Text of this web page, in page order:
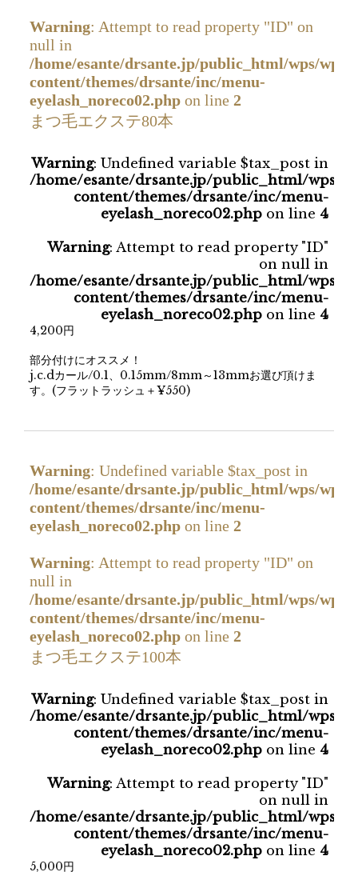
Warning: Attempt to read property "ID" on
null in
/home/esante/drsante.jp/public_html/wps/wp-
content/themes/drsante/inc/menu-
eyelash_noreco02.phpon line 2
まつ毛エクステ80本
Warning: Undefined variable $tax_post in
/home/esante/drsante.jp/public_html/wps/
content/themes/drsante/inc/menu-
eyelash_noreco02.php on line 4
Warning: Attempt to read property "ID"
on null in
/home/esante/drsante.jp/public_html/wps/
content/themes/drsante/inc/menu-
eyelash_noreco02.php on line 4
4,200円
部分付けにオススメ！
j.c.dカール/0.1、0.15mm/8mm～13mmお選び頂けま
す。(フラットラッシュ＋¥550)
Warning: Undefined variable $tax_post in
/home/esante/drsante.jp/public_html/wps/wp-
content/themes/drsante/inc/menu-
eyelash_noreco02.phpon line 2
Warning: Attempt to read property "ID" on
null in
/home/esante/drsante.jp/public_html/wps/wp-
content/themes/drsante/inc/menu-
eyelash_noreco02.phpon line 2
まつ毛エクステ100本
Warning: Undefined variable $tax_post in
/home/esante/drsante.jp/public_html/wps/
content/themes/drsante/inc/menu-
eyelash_noreco02.php on line 4
Warning: Attempt to read property "ID"
on null in
/home/esante/drsante.jp/public_html/wps/
content/themes/drsante/inc/menu-
eyelash_noreco02.php on line 4
5,000円